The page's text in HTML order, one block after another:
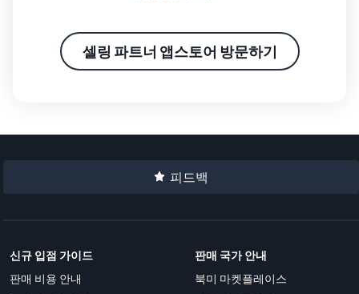
셀링 파트너 앱스토어 방문하기
피드백
신규 입점 가이드
판매 비용 안내
판매 국가 안내
북미 마켓플레이스